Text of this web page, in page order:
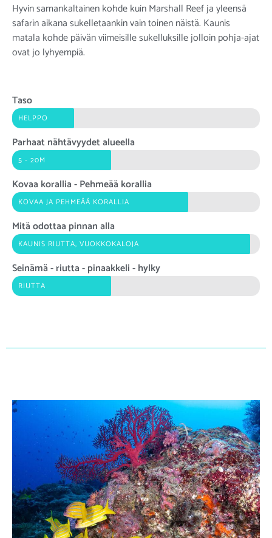
Hyvin samankaltainen kohde kuin Marshall Reef ja yleensä
safarin aikana sukelletaankin vain toinen näistä. Kaunis
matala kohde päivän viimeisille sukelluksille jolloin pohja-ajat
ovat jo lyhyempiä.
Taso
HELPPO
Parhaat nähtävyydet alueella
5 - 20M
Kovaa korallia - Pehmeää korallia
KOVAA JA PEHMEÄÄ KORALLIA
Mitä odottaa pinnan alla
KAUNIS RIUTTA, VUOKKOKALOJA
Seinämä - riutta - pinaakkeli - hylky
RIUTTA